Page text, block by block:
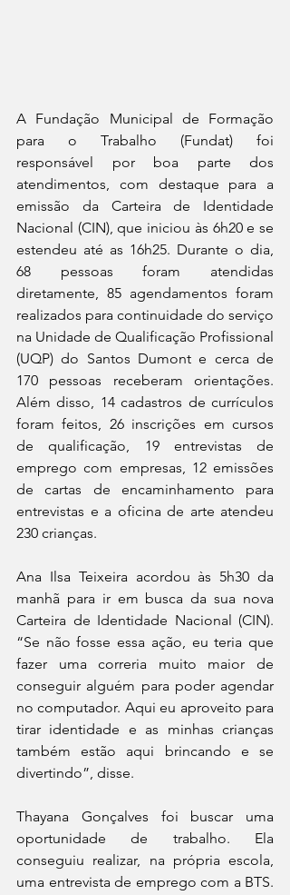
A Fundação Municipal de Formação
para o Trabalho (Fundat) foi
responsável por boa parte dos
atendimentos, com destaque para a
emissão da Carteira de Identidade
Nacional (CIN), que iniciou às 6h20 e se
estendeu até as 16h25. Durante o dia,
68 pessoas foram atendidas
diretamente, 85 agendamentos foram
realizados para continuidade do serviço
na Unidade de Qualificação Profissional
(UQP) do Santos Dumont e cerca de
170 pessoas receberam orientações.
Além disso, 14 cadastros de currículos
foram feitos, 26 inscrições em cursos
de qualificação, 19 entrevistas de
emprego com empresas, 12 emissões
de cartas de encaminhamento para
entrevistas e a oficina de arte atendeu
230 crianças.
Ana Ilsa Teixeira acordou às 5h30 da
manhã para ir em busca da sua nova
Carteira de Identidade Nacional (CIN).
“Se não fosse essa ação, eu teria que
fazer uma correria muito maior de
conseguir alguém para poder agendar
no computador. Aqui eu aproveito para
tirar identidade e as minhas crianças
também estão aqui brincando e se
divertindo”, disse.
Thayana Gonçalves foi buscar uma
oportunidade de trabalho. Ela
conseguiu realizar, na própria escola,
uma entrevista de emprego com a BTS.